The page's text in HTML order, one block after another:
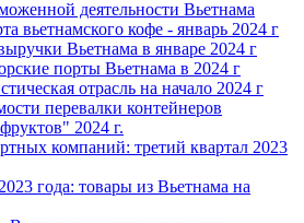
деятельности Вьетнама
вьетнамского кофе - январь 2024 г
Вьетнама в январе 2024 г
порты Вьетнама в 2024 г
отрасль на начало 2024 г
перевалки контейнеров
2024 г.
компаний: третий квартал 2023
года: товары из Вьетнама на